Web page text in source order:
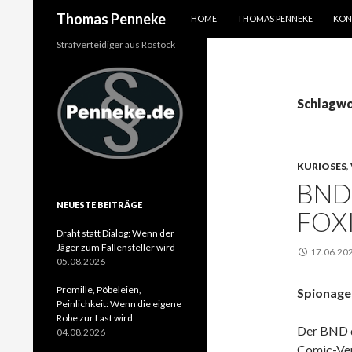
Thomas Penneke
HOME
THOMAS PENNEKE
KURIOSES,
Der BND
Strafverteidiger aus Rostock
NEUESTE BEITRÄGE
Draht statt Dialog: Wenn der
Jäger zum Fallensteller wird
05.08.2026
Promille, Pöbeleien,
Peinlichkeit: Wenn die eigene
Robe zur Last wird
04.08.2026